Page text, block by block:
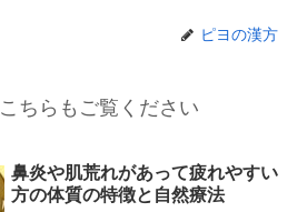
ピヨの漢方
こちらもご覧ください
鼻炎や肌荒れがあって疲れやすい
方の体質の特徴と自然療法